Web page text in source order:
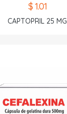
$ 1.01
CAPTOPRIL 25 MG